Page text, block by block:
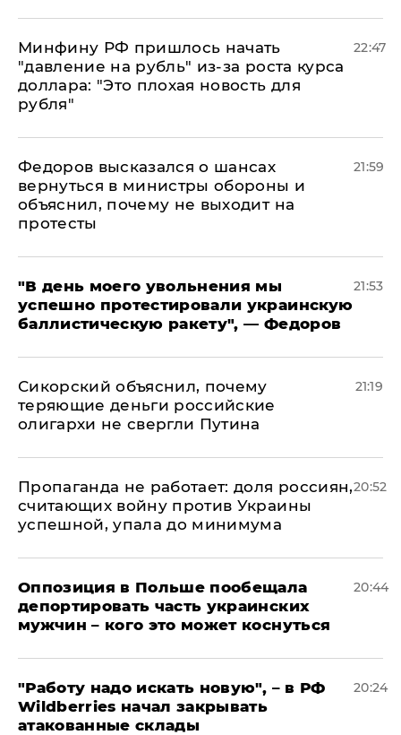
Минфину РФ пришлось начать
"давление на рубль" из-за роста курса
доллара: "Это плохая новость для
рубля"
22:47
Федоров высказался о шансах
вернуться в министры обороны и
объяснил, почему не выходит на
протесты
21:59
​"В день моего увольнения мы
успешно протестировали украинскую
баллистическую ракету", — Федоров
21:53
Сикорский объяснил, почему
теряющие деньги российские
олигархи не свергли Путина
21:19
​Пропаганда не работает: доля россиян,
считающих войну против Украины
успешной, упала до минимума
20:52
Оппозиция в Польше пообещала
депортировать часть украинских
мужчин – кого это может коснуться
20:44
"Работу надо искать новую", – в РФ
Wildberries начал закрывать
атакованные склады
20:24